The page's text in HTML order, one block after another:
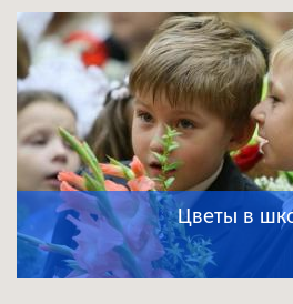
Цветы в